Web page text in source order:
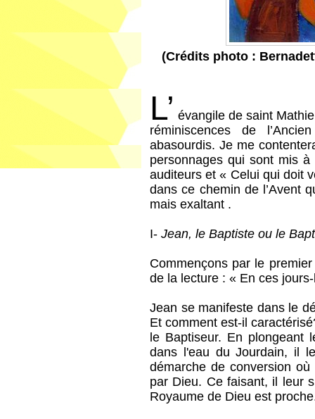
(Crédits photo :
L’ évangile de saint
réminiscences de
abasourdis. Je me
personnages qui sont mis
auditeurs et « Celui qui doit
dans ce chemin de l’Avent
mais exaltant .
I-Jean, le Baptiste ou le
Commençons par le
de la lecture : « En ces
Jean se manifeste dans le
Et comment est-il
le Baptiseur. En plongeant
dans l'eau du Jourdain, il
démarche de conversion
par Dieu. Ce faisant, il leur
Royaume de Dieu est